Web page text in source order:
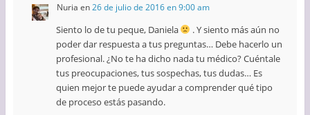
Nuria en26 de julio de 2016 en 9:00 am
Siento lo de tu peque, Daniela
. Y siento más aún no
poder dar respuesta a tus preguntas… Debe hacerlo un
profesional. ¿No te ha dicho nada tu médico? Cuéntale
tus preocupaciones, tus sospechas, tus dudas… Es
quien mejor te puede ayudar a comprender qué tipo
de proceso estás pasando.